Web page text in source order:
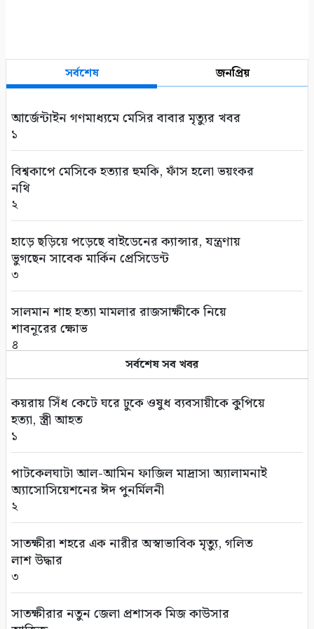
সর্বশেষ জনপ্রিয়
আর্জেন্টাইন গণমাধ্যমে মেসির বাবার মৃত্যুর খবর
১
বিশ্বকাপে মেসিকে হত্যার হুমকি, ফাঁস হলো ভয়ংকর
নথি
২
হাড়ে ছড়িয়ে পড়েছে বাইডেনের ক্যান্সার, যন্ত্রণায়
ভুগছেন সাবেক মার্কিন প্রেসিডেন্ট
৩
সালমান শাহ হত্যা মামলার রাজসাক্ষীকে নিয়ে
শাবনূরের ক্ষোভ
৪
বাংলাদেশ থেকে আনারস নেবে পাকিস্তান
৫
ইউএনওদের আরও মানবিক ও দায়িত্বশীল হওয়ার
আহ্বান প্রধানমন্ত্রীর
৬
নতুন দায়িত্বে ৬ মন্ত্রী-প্রতিমন্ত্রী
৭
সম্পাদকীয়/প্রসঙ্গ: আশ্রয়ণ প্রকল্পে চরম অনিয়ম
৮
মুক্তিযুদ্ধের সাব-সেক্টর কমান্ডার শাহজাহান মাস্টারের
সর্বশেষ সব খবর
কয়রায় সিঁধ কেটে ঘরে ঢুকে ওষুধ ব্যবসায়ীকে কুপিয়ে
হত্যা, স্ত্রী আহত
১
পাটকেলঘাটা আল-আমিন ফাজিল মাদ্রাসা অ্যালামনাই
অ্যাসোসিয়েশনের ঈদ পুনর্মিলনী
২
সাতক্ষীরা শহরে এক নারীর অস্বাভাবিক মৃত্যু, গলিত
লাশ উদ্ধার
৩
সাতক্ষীরার নতুন জেলা প্রশাসক মিজ কাউসার